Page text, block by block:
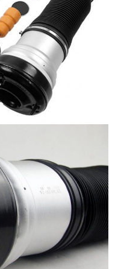
뛰어 오릅니다
뛰어 오릅니다
오릅니다
오릅니다